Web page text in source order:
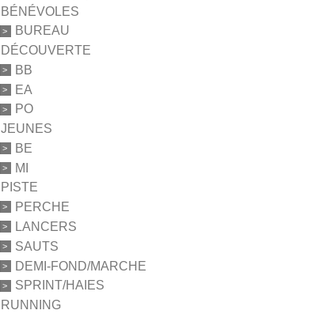
BÉNÉVOLES
BUREAU
DÉCOUVERTE
BB
EA
PO
JEUNES
BE
MI
PISTE
PERCHE
LANCERS
SAUTS
DEMI-FOND/MARCHE
SPRINT/HAIES
RUNNING